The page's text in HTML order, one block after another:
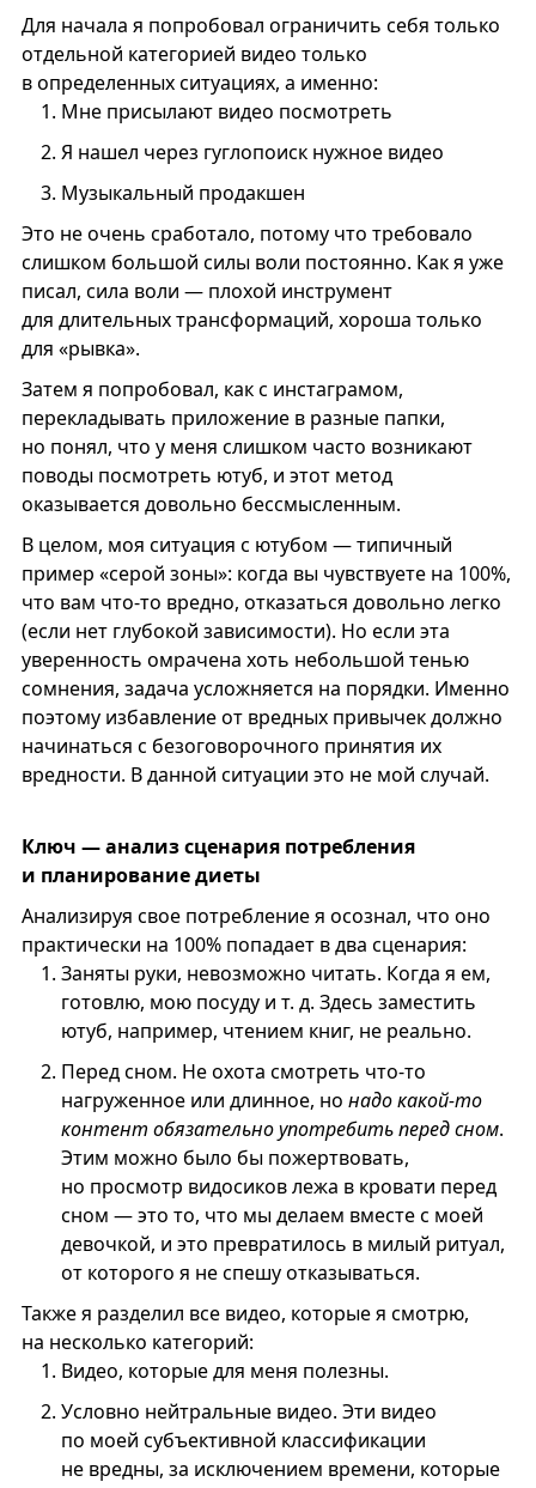
Для начала я попробовал ограничить себя только
отдельной категорией видео только
в определенных ситуациях, а именно:
Мне присылают видео посмотреть
Я нашел через гуглопоиск нужное видео
Музыкальный продакшен
Это не очень сработало, потому что требовало
слишком большой силы воли постоянно. Как я уже
писал, сила воли — плохой инструмент
для длительных трансформаций, хороша только
для «рывка».
Затем я попробовал, как с инстаграмом,
перекладывать приложение в разные папки,
но понял, что у меня слишком часто возникают
поводы посмотреть ютуб, и этот метод
оказывается довольно бессмысленным.
В целом, моя ситуация с ютубом — типичный
пример «серой зоны»: когда вы чувствуете на 100%,
что вам что-то вредно, отказаться довольно легко
(если нет глубокой зависимости). Но если эта
уверенность омрачена хоть небольшой тенью
сомнения, задача усложняется на порядки. Именно
поэтому избавление от вредных привычек должно
начинаться с безоговорочного принятия их
вредности. В данной ситуации это не мой случай.
Ключ — анализ сценария потребления
и планирование диеты
Анализируя свое потребление я осознал, что оно
практически на 100% попадает в два сценария:
Заняты руки, невозможно читать. Когда я ем,
готовлю, мою посуду и т. д. Здесь заместить
ютуб, например, чтением книг, не реально.
Перед сном. Не охота смотреть что-то
нагруженное или длинное, но надо какой-то
контент обязательно употребить перед сном.
Этим можно было бы пожертвовать,
но просмотр видосиков лежа в кровати перед
сном — это то, что мы делаем вместе с моей
девочкой, и это превратилось в милый ритуал,
от которого я не спешу отказываться.
Также я разделил все видео, которые я смотрю,
на несколько категорий:
Видео, которые для меня полезны.
Условно нейтральные видео. Эти видео
по моей субъективной классификации
не вредны, за исключением времени, которые